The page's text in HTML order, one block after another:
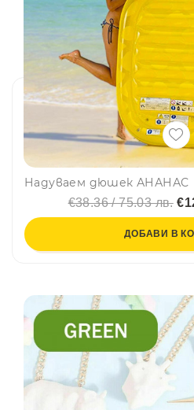
€38.36 / 75.03 лв.
ДОБАВИ В